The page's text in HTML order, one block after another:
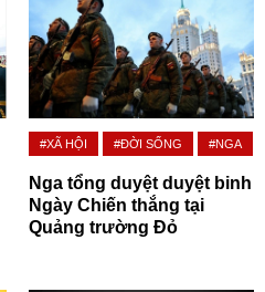
#XÃ HỘI #ĐỜI SỐNG #NGA
Nga tổng duyệt duyệt binh
Ngày Chiến thắng tại
Quảng trường Đỏ